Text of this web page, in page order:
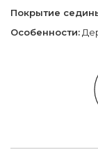
Покрытие
Особенности: